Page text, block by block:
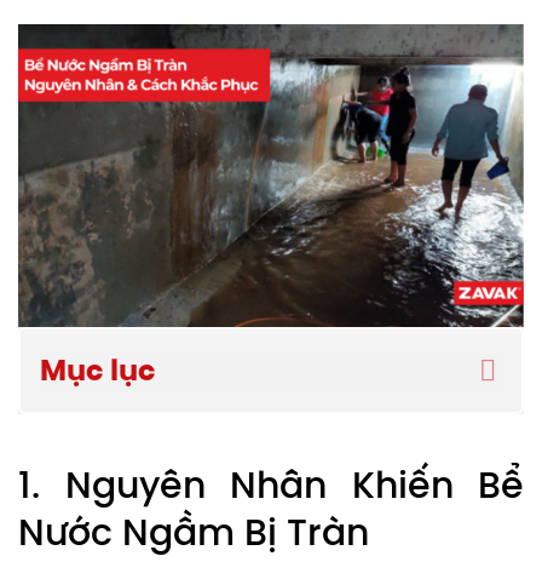
Mục lục
1. Nguyên Nhân Khiến Bể
Nước Ngầm Bị Tràn